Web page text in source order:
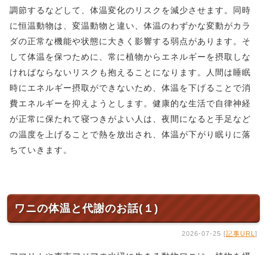
調節するなどして、体温変化のリスクを減少させます。同時
に恒温動物は、変温動物と違い、体温のわずかな変動がカラ
ダの正常な機能や状態に大きく影響する弱点があります。そ
して体温を保つために、常に植物からエネルギーを摂取しな
ければならないリスクも抱えることになります。人間は睡眠
時にエネルギー摂取ができないため、体温を下げることで消
費エネルギーを抑えようとします。健康的な生活で自律神経
が正常に保たれて寝つきがよい人は、夜間になると手足など
の温度を上げることで熱を放出され、体温が下がり眠りに落
ちていきます。
ワニの体温と代謝のお話(１)
2026-07-25 [記事URL ]